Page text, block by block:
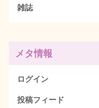
雑誌
メタ情報
ログイン
投稿フィード